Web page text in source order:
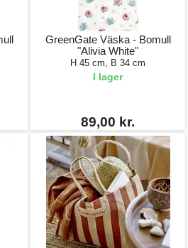
GreenGate Väska - Bomull
"Alivia White"
H 45 cm, B 34 cm
I lager
89,00 kr.